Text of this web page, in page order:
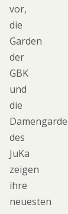
vor,
die
Garden
der
GBK
und
die
Damengarde
des
JuKa
zeigen
ihre
neuesten